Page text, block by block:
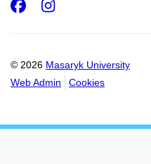
© 2026 Masaryk University
Web Admin
Cookies
Facebook
Instagram